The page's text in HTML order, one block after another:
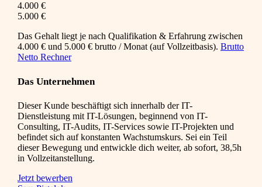
4.000 €
5.000 €
Das Gehalt liegt je nach Qualifikation & Erfahrung zwischen
4.000 € und 5.000 € brutto / Monat (auf Vollzeitbasis). Brutto
Netto Rechner
Das Unternehmen
Dieser Kunde beschäftigt sich innerhalb der IT-
Dienstleistung mit IT-Lösungen, beginnend von IT-
Consulting, IT-Audits, IT-Services sowie IT-Projekten und
befindet sich auf konstanten Wachstumskurs. Sei ein Teil
dieser Bewegung und entwickle dich weiter, ab sofort, 38,5h
in Vollzeitanstellung.
Jetzt bewerben